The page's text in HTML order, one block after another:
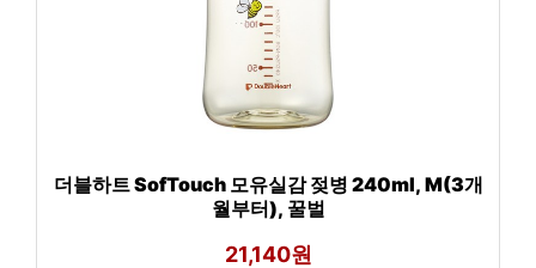
더블하트 SofTouch 모유실감 젖병 240ml, M(3개
월부터), 꿀벌
21,140원